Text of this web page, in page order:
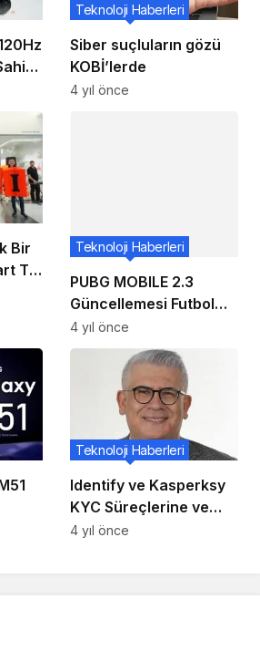
Siber suçluların gözü
KOBİ’lerde
Teknoloji Haberleri
4 yıl önce
Bir
TV
PUBG MOBILE 2.3
Güncellemesi Futbol
Temalı Eşyalar,
Etkinlikler, Yenilenmiş
Oyun Modu, Global
Chicken Cup ve Messi
ile Futbola
Doyacağımız Yenilikler
ile Geliyor
Teknoloji Haberleri
4 yıl önce
Identify ve Kasperksy
KYC Süreçlerine ve
Kimlik Avı Saldırılarına
Teknoloji Haberleri
4 yıl önce